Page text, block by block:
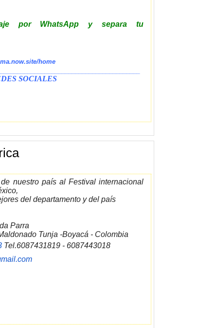
por WhatsApp y separa tu
home
SOCIALES
nuestro país al Festival internacional
del departamento y del país
Parra
Tunja -Boyacá - Colombia
Tel.6087431819 - 6087443018